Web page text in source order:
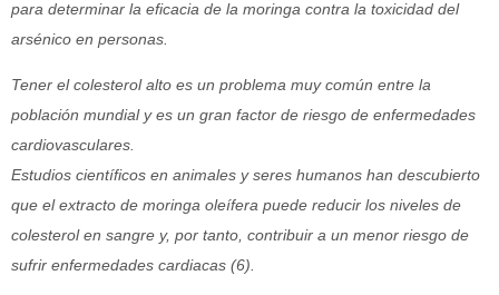
para determinar la eficacia de la moringa contra la toxicidad del
arsénico en personas.
Tener el colesterol alto es un problema muy común entre la
población mundial y es un gran factor de riesgo de enfermedades
cardiovasculares.
Estudios científicos en animales y seres humanos han descubierto
que el extracto de moringa oleífera puede reducir los niveles de
colesterol en sangre y, por tanto, contribuir a un menor riesgo de
sufrir enfermedades cardiacas (6).